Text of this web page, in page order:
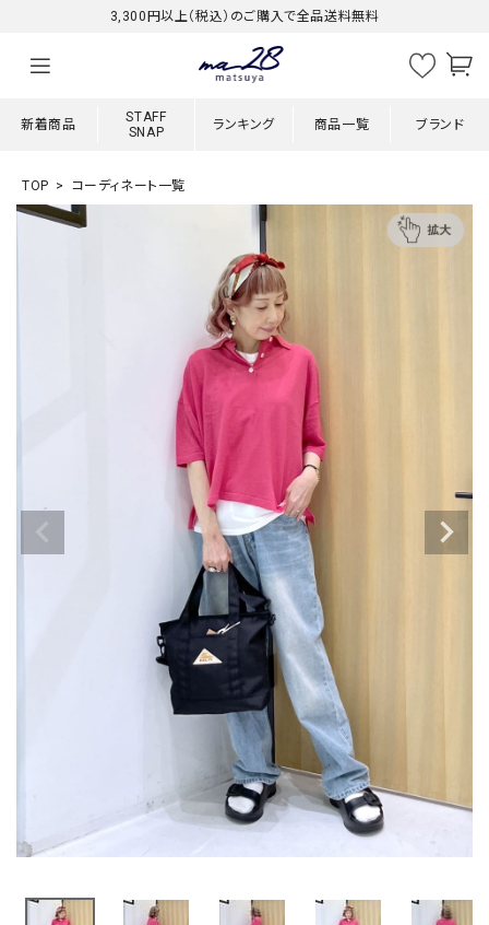
3,300円以上（税込）のご購入で全品送料無料
新着商品
STAFF
SNAP
ランキング 商品一覧 ブランド
TOP コーディネート一覧